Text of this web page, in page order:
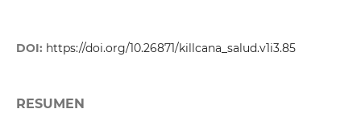
DOI: https://doi.org/10.26871/killcana_salud.v1i3.85
RESUMEN